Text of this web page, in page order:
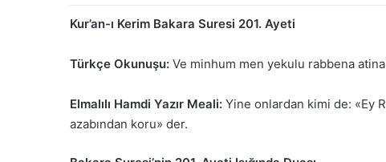
Kur’an-ı Kerim Bakara Suresi 201. Ayeti
Türkçe Okunuşu: Ve minhum men yekulu rabbena
Elmalılı Hamdi Yazır Meali: Yine onlardan kimi de: «Ey
azabından koru» der.